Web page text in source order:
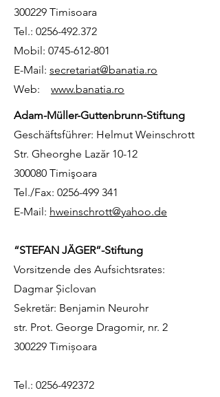
300229 Timisoara
Tel.: 0256-492.372
Mobil: 0745-612-801
E-Mail: secretariat@banatia.ro
Web: www.banatia.ro
Adam-Müller-Guttenbrunn-Stiftung
Geschäftsführer: Helmut Weinschrott
Str. Gheorghe Lazăr 10-12
300080 Timişoara
Tel./Fax: 0256-499 341
E-Mail: hweinschrott@yahoo.de
“STEFAN JÄGER”-Stiftung
Vorsitzende des Aufsichtsrates:
Dagmar Șiclovan
Sekretär: Benjamin Neurohr
str. Prot. George Dragomir, nr. 2
300229 Timișoara
Tel.: 0256-492372